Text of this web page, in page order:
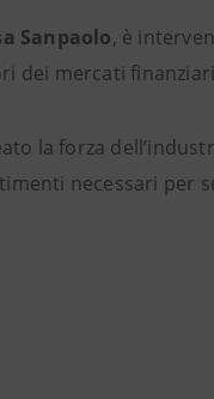
Sanpaolo, è
dei mercati
la forza
necessari per